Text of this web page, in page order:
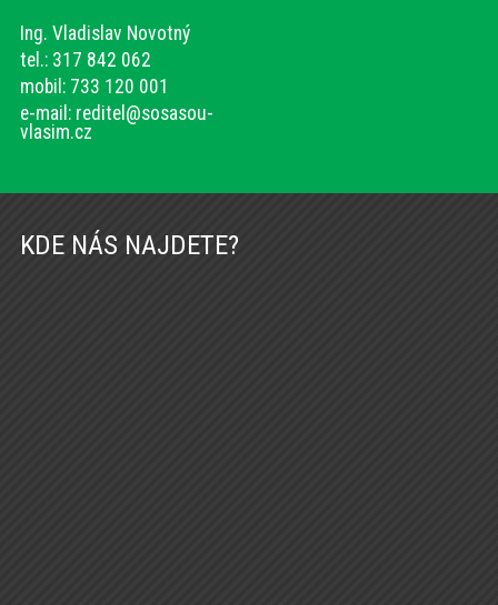
Ing. Vladislav Novotný
tel.: 317 842 062
mobil: 733 120 001
e-mail: reditel@sosasou-
vlasim.cz
KDE NÁS NAJDETE?